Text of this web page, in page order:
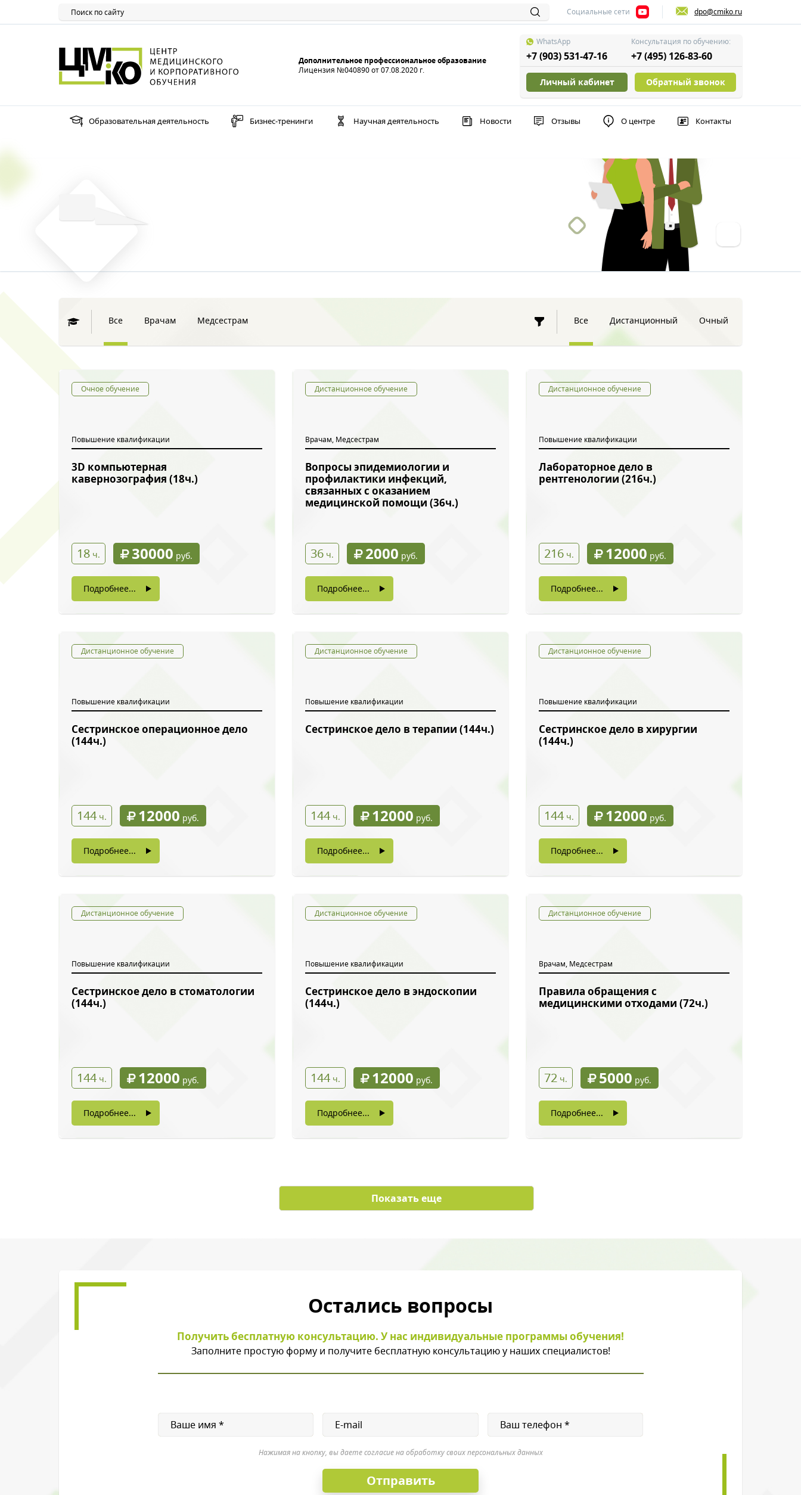
Социальные сети dpo@cmiko.ru
Дополнительное профессиональное образование
Лицензия №040890 от 07.08.2020 г.
WhatsApp
+7 (903) 531-47-16
Консультация по обучению:
+7 (495) 126-83-60
Личный кабинет Обратный звонок
Образовательная деятельность Бизнес-тренинги Научная деятельность Новости Отзывы О центре Контакты
Все Врачам Медсестрам Все Дистанционный Очный
Очное обучение
Повышение квалификации
3D компьютерная
кавернозография (18ч.)
18 ч. 30000 руб.
Подробнее...
Дистанционное обучение
Врачам, Медсестрам
Вопросы эпидемиологии и
профилактики инфекций,
связанных с оказанием
медицинской помощи (36ч.)
36 ч. 2000 руб.
Подробнее...
Дистанционное обучение
Повышение квалификации
Лабораторное дело в
рентгенологии (216ч.)
216 ч. 12000 руб.
Подробнее...
Дистанционное обучение
Повышение квалификации
Сестринское операционное дело
(144ч.)
144 ч. 12000 руб.
Подробнее...
Дистанционное обучение
Повышение квалификации
Сестринское дело в терапии (144ч.)
144 ч. 12000 руб.
Подробнее...
Дистанционное обучение
Повышение квалификации
Сестринское дело в хирургии
(144ч.)
144 ч. 12000 руб.
Подробнее...
Дистанционное обучение
Повышение квалификации
Сестринское дело в стоматологии
(144ч.)
144 ч. 12000 руб.
Подробнее...
Дистанционное обучение
Повышение квалификации
Сестринское дело в эндоскопии
(144ч.)
144 ч. 12000 руб.
Подробнее...
Дистанционное обучение
Врачам, Медсестрам
Правила обращения с
медицинскими отходами (72ч.)
72 ч. 5000 руб.
Подробнее...
Показать еще
Остались вопросы
Получить бесплатную консультацию. У нас индивидуальные программы обучения!
Заполните простую форму и получите бесплатную консультацию у наших специалистов!
Нажимая на кнопку, вы даете согласие на обработку своих персональных данных
Обратный звонок